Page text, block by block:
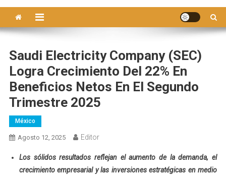
Saudi Electricity Company (SEC)
Logra Crecimiento Del 22% En
Beneficios Netos En El Segundo
Trimestre 2025
México
Agosto 12, 2025 Editor
Los sólidos resultados reflejan el aumento de la demanda, el
crecimiento empresarial y las inversiones estratégicas en medio